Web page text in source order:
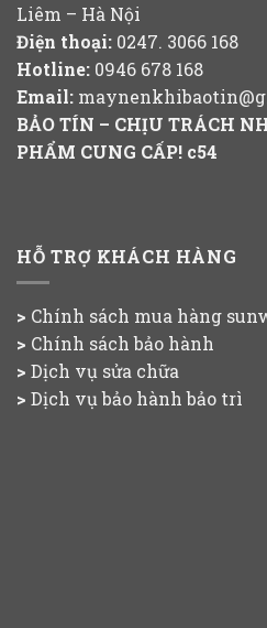
Liêm – Hà Nội
Điện thoại: 0247. 3066 168
Hotline: 0946 678 168
Email:
BẢO TÍN – CHỊU TRÁCH
PHẨM CUNG CẤP! c54
HỖ TRỢ KHÁCH HÀNG
> Chính sách mua hàng
> Chính sách bảo hành
> Dịch vụ sửa chữa
> Dịch vụ bảo hành bảo trì